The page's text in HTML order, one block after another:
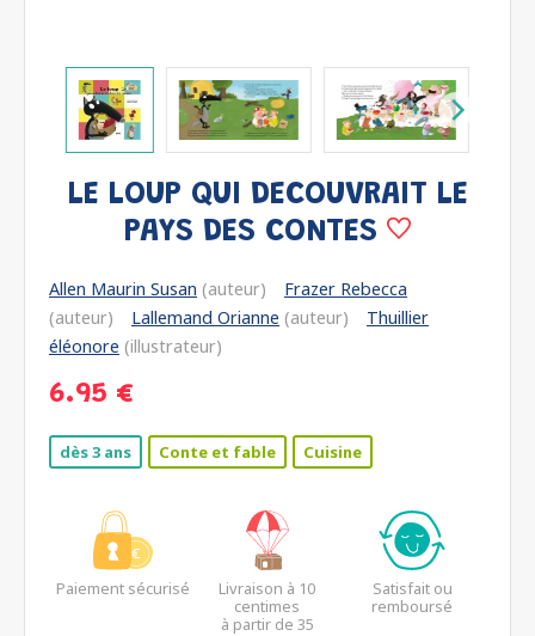
LE LOUP QUI DECOUVRAIT LE
PAYS DES CONTES
Allen Maurin Susan (auteur)
Frazer Rebecca
(auteur)
Lallemand Orianne (auteur)
Thuillier
éléonore (illustrateur)
6.95 €
dès 3 ans Conte et fable Cuisine
Paiement sécurisé
Livraison à 10
centimes
à partir de 35
Satisfait ou
remboursé